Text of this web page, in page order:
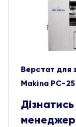
Верстат для
Makina PC-25